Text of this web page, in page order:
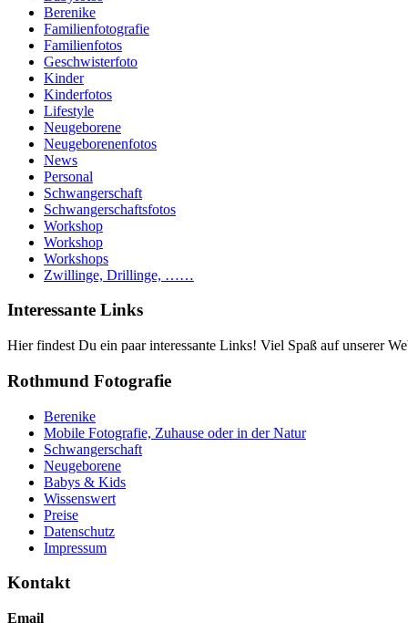
Berenike
Familienfotografie
Familienfotos
Geschwisterfoto
Kinder
Kinderfotos
Lifestyle
Neugeborene
Neugeborenenfotos
News
Personal
Schwangerschaft
Schwangerschaftsfotos
Workshop
Workshop
Workshops
Zwillinge, Drillinge, ……
Interessante Links
Hier findest Du ein paar interessante Links! Viel Spaß auf unserer
Rothmund Fotografie
Berenike
Mobile Fotografie, Zuhause oder in der Natur
Schwangerschaft
Neugeborene
Babys & Kids
Wissenswert
Preise
Datenschutz
Impressum
Kontakt
Email